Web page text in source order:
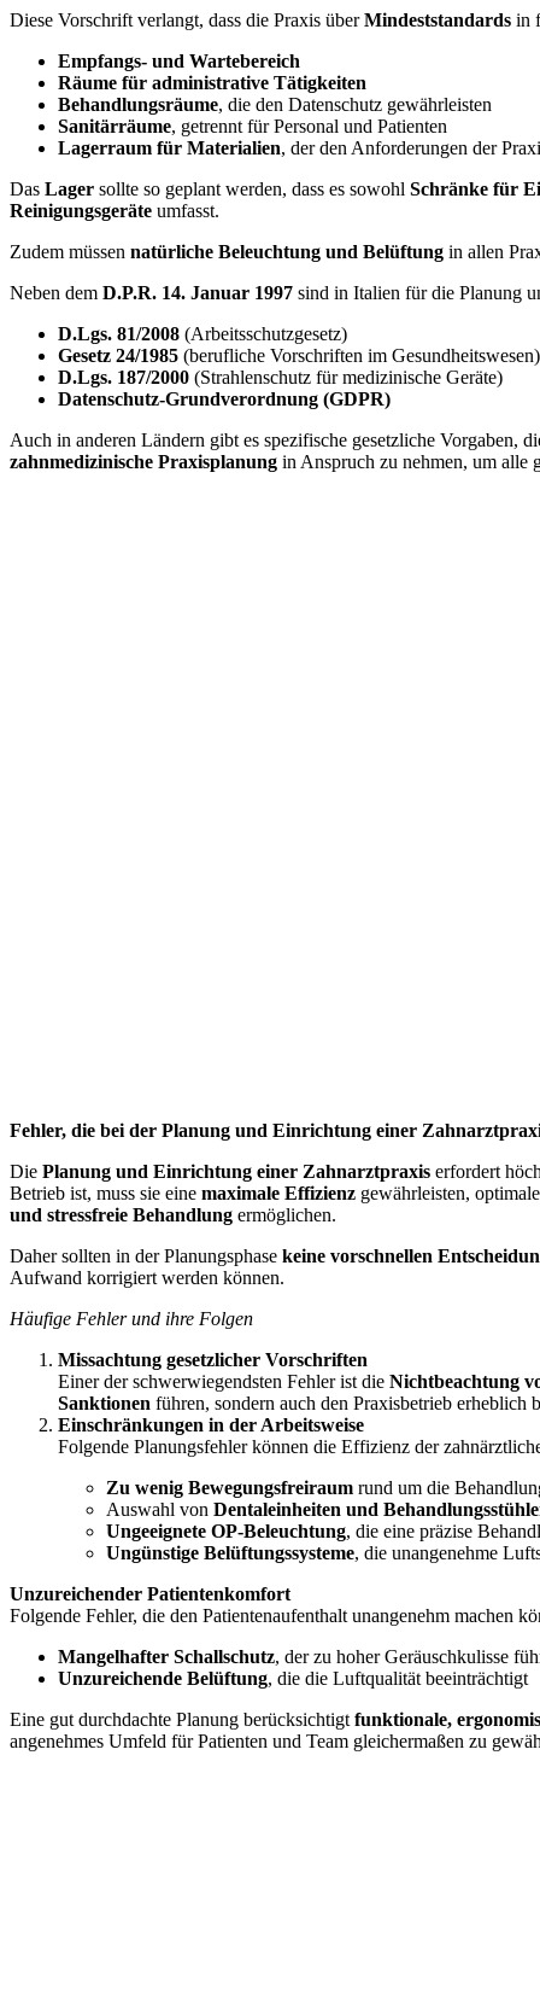
Diese Vorschrift verlangt, dass die Praxis überMindeststandards in
Empfangs- und Wartebereich
Räume für administrative Tätigkeiten
Behandlungsräume, die den Datenschutz gewährleisten
Sanitärräume, getrennt für Personal und Patienten
Lagerraum für Materialien, der den Anforderungen der
Das Lager sollte so geplant werden, dass es sowohl Schränke für
Reinigungsgeräte umfasst.
Zudem müssen natürliche Beleuchtung und Belüftung in allen
Neben dem D.P.R. 14. Januar 1997 sind in Italien für die Planung
D.Lgs. 81/2008 (Arbeitsschutzgesetz)
Gesetz 24/1985 (berufliche Vorschriften im Gesundheitswesen)
D.Lgs. 187/2000 (Strahlenschutz für medizinische Geräte)
Datenschutz-Grundverordnung (GDPR)
Auch in anderen Ländern gibt es spezifische gesetzliche Vorgaben,
zahnmedizinische Praxisplanung in Anspruch zu nehmen, um alle
Fehler, die bei der Planung und Einrichtung einer
Die Planung und Einrichtung einer Zahnarztpraxis erfordert
Betrieb ist, muss sie eine maximale Effizienz gewährleisten,
und stressfreie Behandlung ermöglichen.
Daher sollten in der Planungsphase keine vorschnellen
Aufwand korrigiert werden können.
Häufige Fehler und ihre Folgen
Missachtung gesetzlicher Vorschriften
Einer der schwerwiegendsten Fehler ist die Nichtbeachtung
Sanktionen führen, sondern auch den Praxisbetrieb erheblich
Einschränkungen in der Arbeitsweise
Folgende Planungsfehler können die Effizienz der
Zu wenig Bewegungsfreiraum rund um die
Auswahl von Dentaleinheiten und
Ungeeignete OP-Beleuchtung, die eine präzise
Ungünstige Belüftungssysteme, die unangenehme
Unzureichender Patientenkomfort
Folgende Fehler, die den Patientenaufenthalt unangenehm machen
Mangelhafter Schallschutz, der zu hoher Geräuschkulisse
Unzureichende Belüftung, die die Luftqualität beeinträchtigt
Eine gut durchdachte Planung berücksichtigt funktionale,
angenehmes Umfeld für Patienten und Team gleichermaßen zu